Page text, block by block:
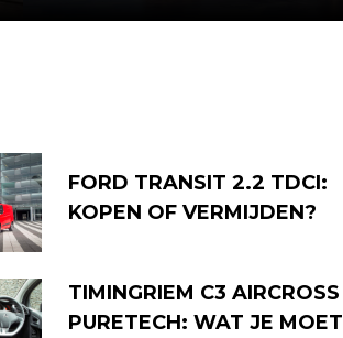
FORD TRANSIT 2.2 TDCI:
KOPEN OF VERMIJDEN?
TIMINGRIEM C3 AIRCROSS
PURETECH: WAT JE MOET